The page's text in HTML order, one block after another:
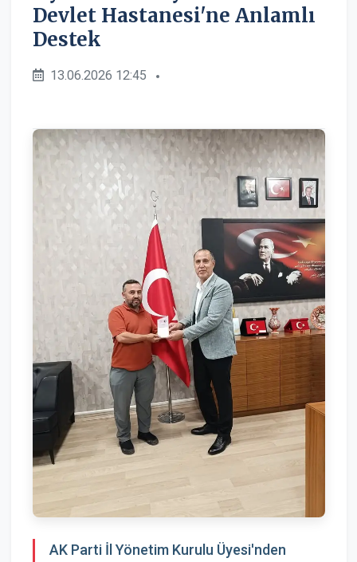
Devlet Hastanesi'ne Anlamlı
Destek
13.06.2026 12:45
AK Parti İl Yönetim Kurulu Üyesi'nden